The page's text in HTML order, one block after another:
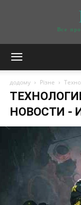
Все
додому Різне
НОВОСТИ -